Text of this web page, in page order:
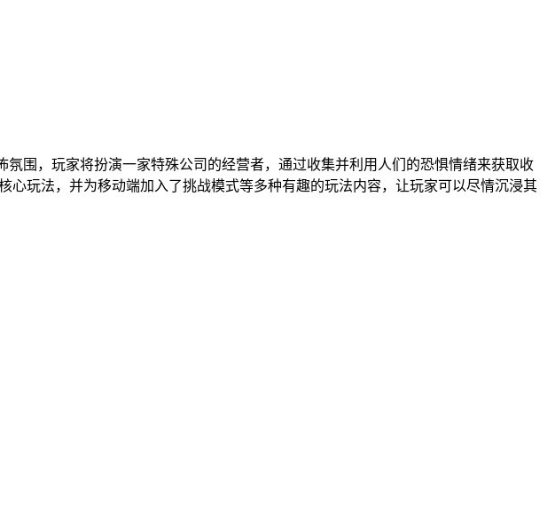
围，玩家将扮演一家特殊公司的经营者，通过收集并利用人们的恐惧情绪来获取收
玩法，并为移动端加入了挑战模式等多种有趣的玩法内容，让玩家可以尽情沉浸其